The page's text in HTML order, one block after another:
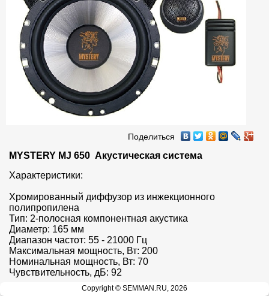
Поделиться
MYSTERY MJ 650  Акустическая система
Характеристики:
Хромированный диффузор из инжекционного
полипропилена
Тип: 2-полосная компонентная акустика
Диаметр: 165 мм
Диапазон частот: 55 - 21000 Гц
Максимальная мощность, Вт: 200
Номинальная мощность, Вт: 70
Чувствительность, дБ: 92
Copyright © SEMMAN.RU, 2026